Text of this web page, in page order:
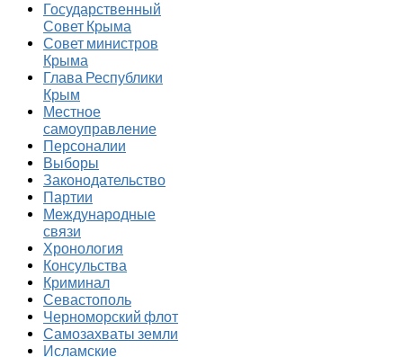
Государственный
Совет Крыма
Совет министров
Крыма
Глава Республики
Крым
Местное
самоуправление
Персоналии
Выборы
Законодательство
Партии
Международные
связи
Хронология
Консульства
Криминал
Севастополь
Черноморский флот
Самозахваты земли
Исламские